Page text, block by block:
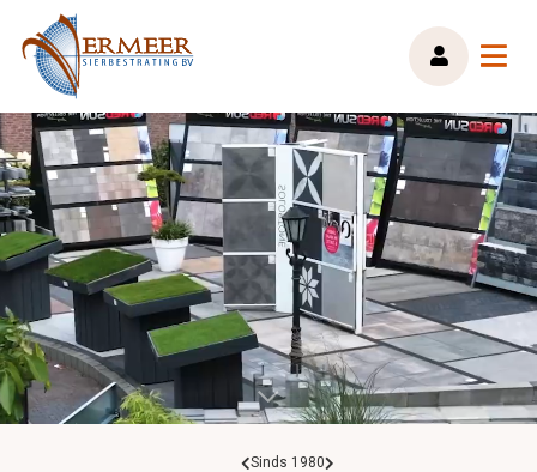
Sinds 1980